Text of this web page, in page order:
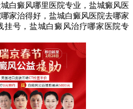
白癜风哪里医院专业，盐城癜风医
家治得好，盐城白癜风医院去哪家
挂号，盐城白癜风治疗哪家医院专